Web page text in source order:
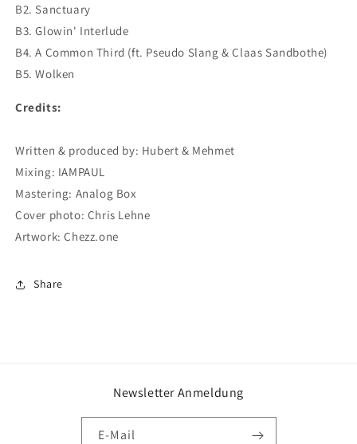
B2. Sanctuary
B3. Glowin' Interlude
B4. A Common Third (ft. Pseudo Slang & Claas Sandbothe)
B5. Wolken
Credits:
Written & produced by: Hubert & Mehmet
Mixing: IAMPAUL
Mastering: Analog Box
Cover photo: Chris Lehne
Artwork: Chezz.one
Share
Newsletter Anmeldung
E-Mail